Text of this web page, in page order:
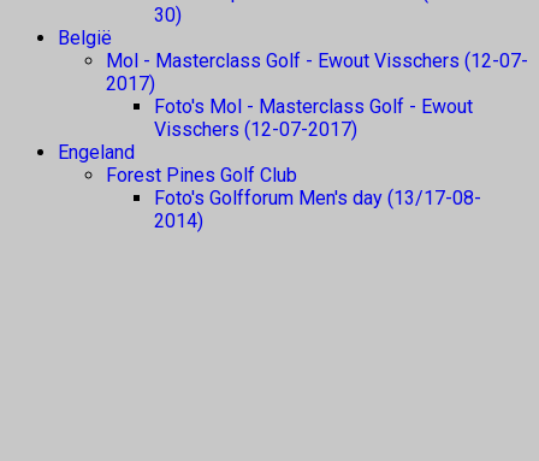
30)
België
Mol - Masterclass Golf - Ewout Visschers (12-07-
2017)
Foto's Mol - Masterclass Golf - Ewout
Visschers (12-07-2017)
Engeland
Forest Pines Golf Club
Foto's Golfforum Men's day (13/17-08-
2014)